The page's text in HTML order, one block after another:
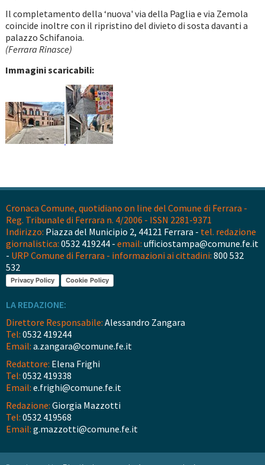
Il completamento della ‘nuova' via della Paglia e via Zemola
coincide inoltre con il ripristino del divieto di sosta davanti a
palazzo Schifanoia.
(Ferrara Rinasce)
Immagini scaricabili:
Cronaca Comune, quotidiano on line del Comune di Ferrara -
Reg. Tribunale di Ferrara n. 4/2006 - ISSN 2281-9371
Indirizzo: Piazza del Municipio 2, 44121 Ferrara - tel. redazione
giornalistica: 0532 419244 - email: ufficiostampa@comune.fe.it
- URP Comune di Ferrara - informazioni ai cittadini: 800 532
532
Privacy Policy Cookie Policy
LA REDAZIONE:
Direttore Responsabile: Alessandro Zangara
Tel: 0532 419244
Email: a.zangara@comune.fe.it
Redattore: Elena Frighi
Tel: 0532 419338
Email: e.frighi@comune.fe.it
Redazione: Giorgia Mazzotti
Tel: 0532 419568
Email: g.mazzotti@comune.fe.it